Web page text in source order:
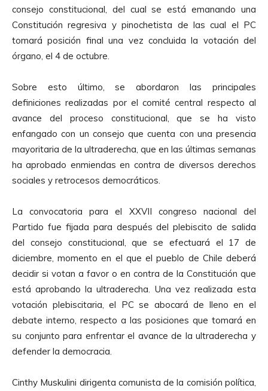
consejo constitucional, del cual se está emanando una
Constitución regresiva y pinochetista de las cual el PC
tomará posición final una vez concluida la votación del
órgano, el 4 de octubre.
Sobre esto último, se abordaron las principales
definiciones realizadas por el comité central respecto al
avance del proceso constitucional, que se ha visto
enfangado con un consejo que cuenta con una presencia
mayoritaria de la ultraderecha, que en las últimas semanas
ha aprobado enmiendas en contra de diversos derechos
sociales y retrocesos democráticos.
La convocatoria para el XXVII congreso nacional del
Partido fue fijada para después del plebiscito de salida
del consejo constitucional, que se efectuará el 17 de
diciembre, momento en el que el pueblo de Chile deberá
decidir si votan a favor o en contra de la Constitución que
está aprobando la ultraderecha. Una vez realizada esta
votación plebiscitaria, el PC se abocará de lleno en el
debate interno, respecto a las posiciones que tomará en
su conjunto para enfrentar el avance de la ultraderecha y
defender la democracia.
Cinthy Muskulini dirigenta comunista de la comisión política,